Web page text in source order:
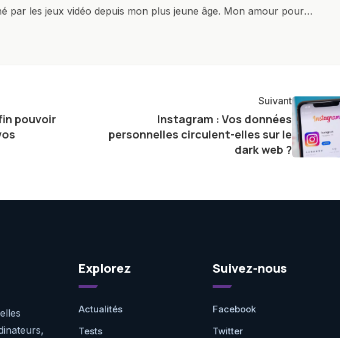
par les jeux vidéo depuis mon plus jeune âge. Mon amour pour
m'a conduit à explorer constamment les dernières avancées dans
ligne. Mon engagement envers l'exploration constante des frontières
me permet de présenter aux lecteurs un aperçu captivant de ce que
nous réserve.
pouvoir
Suivant
Instagram : Vos données
personnelles circulent-elles sur le
dark web ?
Explorez
Actualités
Tests
Suivez-nous
Facebook
Twitter